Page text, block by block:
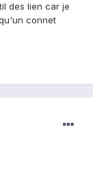
des lien car je
connet